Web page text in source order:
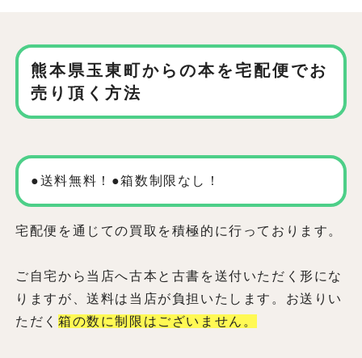
熊本県玉東町からの本を宅配便でお
売り頂く方法
●送料無料！●箱数制限なし！
宅配便を通じての買取を積極的に行っております。
ご自宅から当店へ古本と古書を送付いただく形にな
りますが、送料は当店が負担いたします。お送りい
ただく 箱の数に制限はございません。